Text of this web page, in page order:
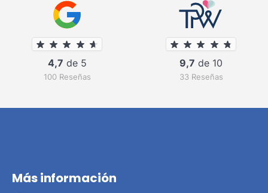
4,7 de 5
100 Reseñas
9,7 de 10
33 Reseñas
Más información